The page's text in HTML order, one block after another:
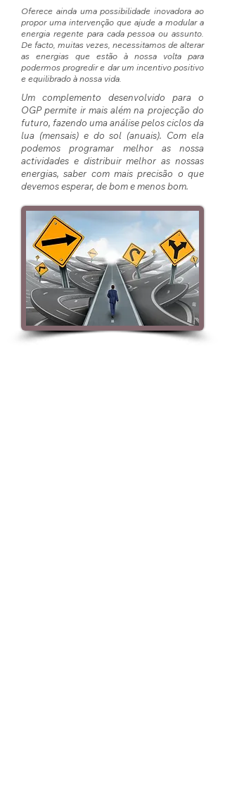
Oferece ainda uma possibilidade inovadora ao
propor uma intervenção que ajude a modular a
energia regente para cada pessoa ou assunto.
De facto, muitas vezes, necessitamos de alterar
as energias que estão à nossa volta para
podermos progredir e dar um incentivo positivo
e equilibrado à nossa vida.
Um complemento desenvolvido para o
OGP permite ir mais além na projecção do
futuro, fazendo uma análise pelos ciclos da
lua (mensais) e do sol (anuais). Com ela
podemos programar melhor as nossa
actividades e distribuir melhor as nossas
energias, saber com mais precisão o que
devemos esperar, de bom e menos bom.